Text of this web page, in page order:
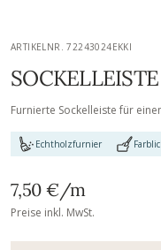
ARTIKELNR. 72243024EKKI
Furnierte Sockelleiste für
Echtholzfurnier
7,50 €/m
Preise inkl. MwSt.